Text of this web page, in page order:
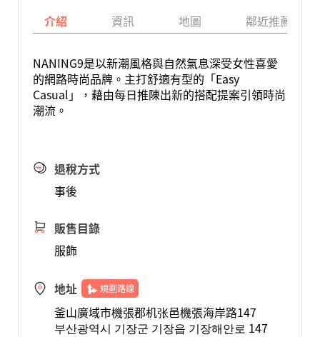
介紹 資訊 地圖 鄰近推薦景點
NANING9是以新潮風格與自然氣息深受女性喜愛
的網路時尚品牌。主打舒適有型的「Easy
Casual」，藉由每日推陳出新的搭配提案引領時尚
潮流。
退稅方式
事後
販售目錄
服飾
地址 規劃路線
釜山廣域市機張郡机张邑機張海岸路147
부산광역시 기장군 기장읍 기장해안로 147